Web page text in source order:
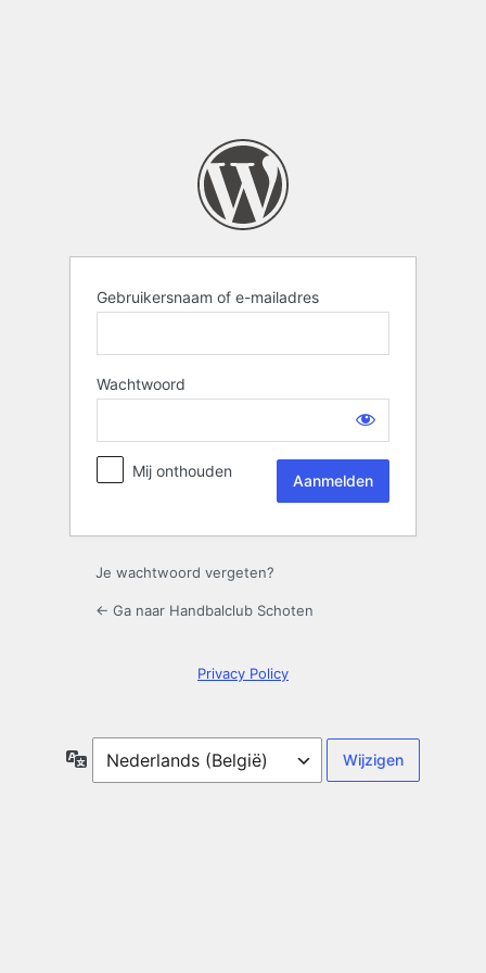
Aanmelden
Gebruikersnaam of e-mailadres
Wachtwoord
Mij onthouden
Je wachtwoord vergeten?
← Ga naar Handbalclub Schoten
Privacy Policy
Taal